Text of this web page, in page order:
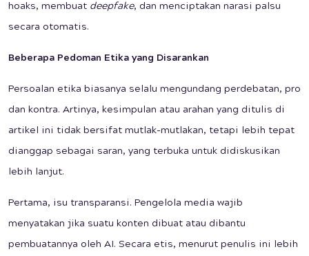
hoaks, membuat deepfake, dan menciptakan narasi palsu
secara otomatis.
Beberapa Pedoman Etika yang Disarankan
Persoalan etika biasanya selalu mengundang perdebatan, pro
dan kontra. Artinya, kesimpulan atau arahan yang ditulis di
artikel ini tidak bersifat mutlak-mutlakan, tetapi lebih tepat
dianggap sebagai saran, yang terbuka untuk didiskusikan
lebih lanjut.
Pertama, isu transparansi. Pengelola media wajib
menyatakan jika suatu konten dibuat atau dibantu
pembuatannya oleh AI. Secara etis, menurut penulis ini lebih